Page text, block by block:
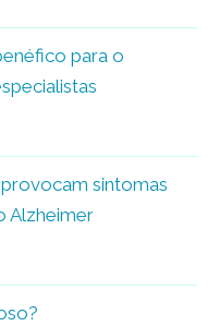
para o
sintomas
Alzheimer